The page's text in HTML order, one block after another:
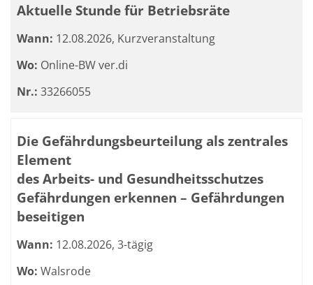
Aktuelle Stunde für Betriebsräte
Wann: 12.08.2026, Kurzveranstaltung
Wo: Online-BW ver.di
Nr.: 33266055
Die Gefährdungsbeurteilung als zentrales
Element
des Arbeits- und Gesundheitsschutzes
Gefährdungen erkennen – Gefährdungen
beseitigen
Wann: 12.08.2026, 3-tägig
Wo: Walsrode